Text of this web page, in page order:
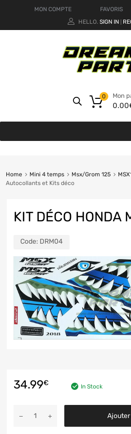
MON COMPTE FAVORIS
HELLO. SIGN IN
Mon
0.00
0
Home Mini 4 temps Msx/Grom 125
Autocollants et Kits déco
KIT DÉCO HONDA
Code: DRM04
34.99€ In Stock
Ajouter